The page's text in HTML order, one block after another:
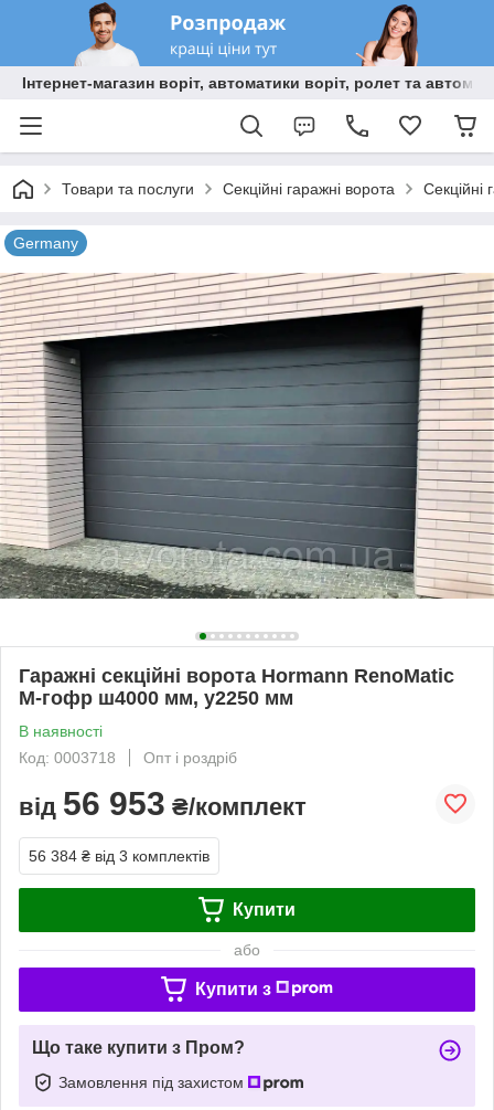
Інтернет-магазин воріт, автоматики воріт, ролет та
Товари та послуги Секційні гаражні ворота Секційні
Germany
Гаражні секційні ворота Hormann RenoMatic
M-гофр ш4000 мм, у2250 мм
В наявності
Код: 0003718
Опт і роздріб
від 56 953 ₴/комплект
56 384 ₴ від 3 комплектів
Купити
або
Купити з
Що таке купити з Пром?
Замовлення під захистом